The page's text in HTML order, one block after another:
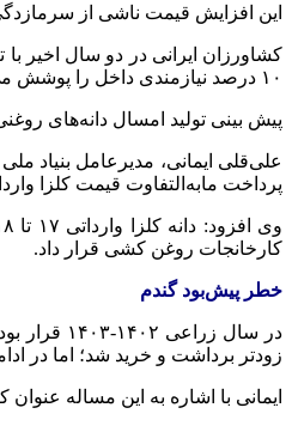
این افزایش قیمت ناشی از
کشاورزان ایرانی در دو سال اخیر
۱۰ درصد نیازمندی داخل را پوشش می‌دهد.
پیش بینی تولید امسال دانه‌های
علی‌قلی ایمانی، مدیرعامل بنیاد
پرداخت مابه‌التفاوت قیمت کلزا
وی افزود: دانهکلزا وارداتی ۱۷ تا ۱۸ هزار تومان در هر کیلو گرم بوده و نرخ خرید تضمینی
کارخانجات روغن کشی قرار داد.
خطر پیش‌بود گندم
در سال زراعی ۱۴۰۲-۱۴۰۳ قرار بود بخش خصوصی و کارخانجات روغن کشی
زودتر برداشت و خرید شد؛ اما در
ایمانی با اشاره به این مساله